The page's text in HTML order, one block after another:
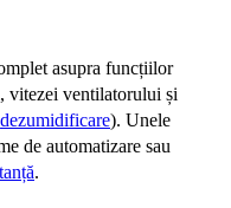
asupra funcțiilor
vitezei ventilatorului și
dezumidificare). Unele
de automatizare sau
.